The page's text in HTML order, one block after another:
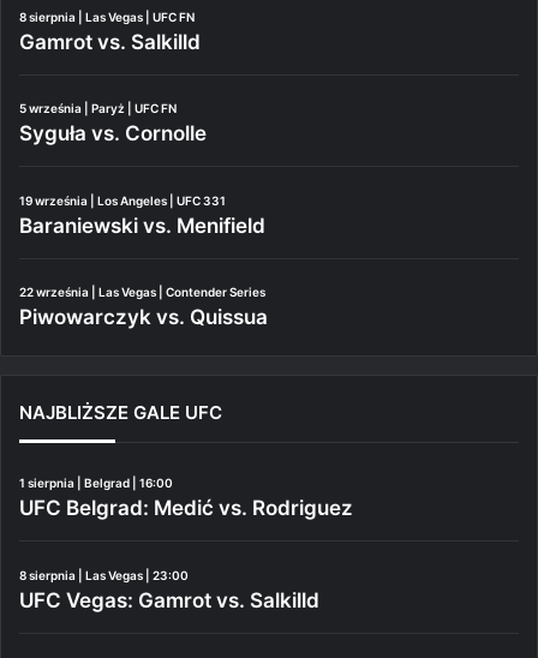
8 sierpnia | Las Vegas | UFC FN
Gamrot vs. Salkilld
5 września | Paryż | UFC FN
Syguła vs. Cornolle
19 września | Los Angeles | UFC 331
Baraniewski vs. Menifield
22 września | Las Vegas | Contender Series
Piwowarczyk vs. Quissua
NAJBLIŻSZE GALE UFC
1 sierpnia | Belgrad | 16:00
UFC Belgrad: Medić vs. Rodriguez
8 sierpnia | Las Vegas | 23:00
UFC Vegas: Gamrot vs. Salkilld